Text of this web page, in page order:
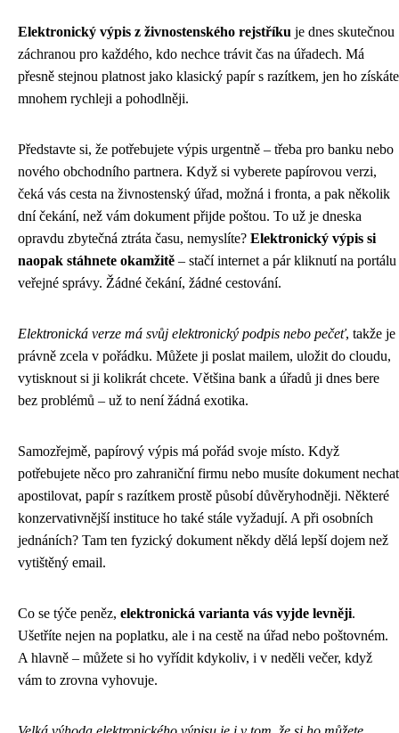
Elektronický výpis z živnostenského rejstříku je dnes skutečnou
záchranou pro každého, kdo nechce trávit čas na úřadech. Má
přesně stejnou platnost jako klasický papír s razítkem, jen ho získáte
mnohem rychleji a pohodlněji.
Představte si, že potřebujete výpis urgentně – třeba pro banku nebo
nového obchodního partnera. Když si vyberete papírovou verzi,
čeká vás cesta na živnostenský úřad, možná i fronta, a pak několik
dní čekání, než vám dokument přijde poštou. To už je dneska
opravdu zbytečná ztráta času, nemyslíte? Elektronický výpis si
naopak stáhnete okamžitě – stačí internet a pár kliknutí na portálu
veřejné správy. Žádné čekání, žádné cestování.
Elektronická verze má svůj elektronický podpis nebo pečeť, takže je
právně zcela v pořádku. Můžete ji poslat mailem, uložit do cloudu,
vytisknout si ji kolikrát chcete. Většina bank a úřadů ji dnes bere
bez problémů – už to není žádná exotika.
Samozřejmě, papírový výpis má pořád svoje místo. Když
potřebujete něco pro zahraniční firmu nebo musíte dokument nechat
apostilovat, papír s razítkem prostě působí důvěryhodněji. Některé
konzervativnější instituce ho také stále vyžadují. A při osobních
jednáních? Tam ten fyzický dokument někdy dělá lepší dojem než
vytištěný email.
Co se týče peněz, elektronická varianta vás vyjde levněji.
Ušetříte nejen na poplatku, ale i na cestě na úřad nebo poštovném.
A hlavně – můžete si ho vyřídit kdykoliv, i v neděli večer, když
vám to zrovna vyhovuje.